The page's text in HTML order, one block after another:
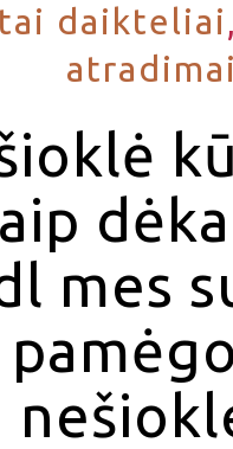
daikteliai,
atradimai
mes